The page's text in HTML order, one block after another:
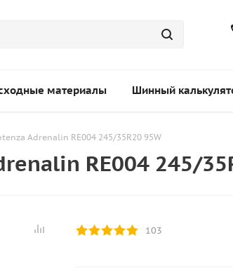
материалы Шинный
Adrenalin RE004 245/35R20 95W
RE004 245/
103